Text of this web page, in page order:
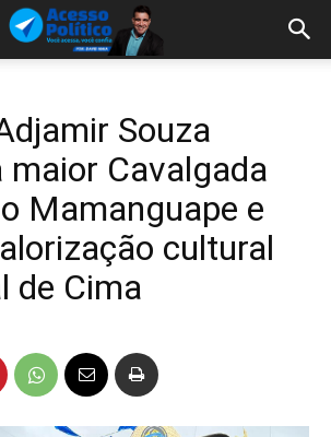
Souza
maior Cavalgada
Mamanguape e
cultural
de Cima